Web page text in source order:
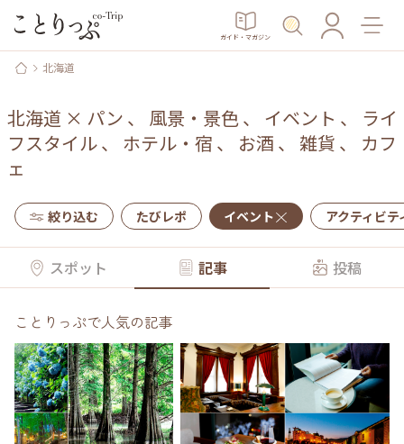
ガイド・マガジン
北海道
北海道 × パン 、 風景・景色、 イベント 、 ライ
フスタイル、 ホテル・宿 、 お酒 、 雑貨 、 カフ
ェ
絞り込む たびレポ イベント アクティビテ
スポット 記事 投稿
ことりっぷで人気の記事